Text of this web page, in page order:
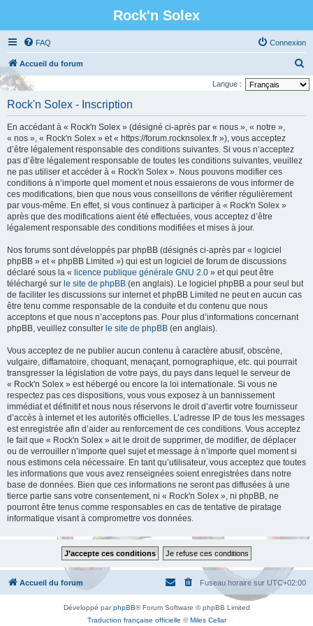
Rock'n Solex
FAQ Connexion
Accueil du forum
e
Langue :
Rock'n Solex - Inscription
En accédant à « Rock'n Solex » (désigné ci-après par « nous », « notre »,
« nos », « Rock'n Solex » et « https://forum.rocknsolex.fr »), vous acceptez
d’être légalement responsable des conditions suivantes. Si vous n’acceptez
pas d’être légalement responsable de toutes les conditions suivantes, veuillez
ne pas utiliser et accéder à « Rock'n Solex ». Nous pouvons modifier ces
conditions à n’importe quel moment et nous essaierons de vous informer de
ces modifications, bien que nous vous conseillons de vérifier régulièrement
par vous-même. En effet, si vous continuez à participer à « Rock'n Solex »
après que des modifications aient été effectuées, vous acceptez d’être
légalement responsable des conditions modifiées et mises à jour.
Nos forums sont développés par phpBB (désignés ci-après par « logiciel
phpBB » et « phpBB Limited ») qui est un logiciel de forum de discussions
déclaré sous la « licence publique générale GNU 2.0 » et qui peut être
téléchargé sur le site de phpBB (en anglais). Le logiciel phpBB a pour seul but
de faciliter les discussions sur internet et phpBB Limited ne peut en aucun cas
être tenu comme responsable de la conduite et du contenu que nous
acceptons et que nous n’acceptons pas. Pour plus d’informations concernant
phpBB, veuillez consulter le site de phpBB (en anglais).
Vous acceptez de ne publier aucun contenu à caractère abusif, obscène,
vulgaire, diffamatoire, choquant, menaçant, pornographique, etc. qui pourrait
transgresser la législation de votre pays, du pays dans lequel le serveur de
« Rock'n Solex » est hébergé ou encore la loi internationale. Si vous ne
respectez pas ces dispositions, vous vous exposez à un bannissement
immédiat et définitif et nous nous réservons le droit d’avertir votre fournisseur
d’accès à internet et les autorités officielles. L’adresse IP de tous les messages
est enregistrée afin d’aider au renforcement de ces conditions. Vous acceptez
le fait que « Rock'n Solex » ait le droit de supprimer, de modifier, de déplacer
ou de verrouiller n’importe quel sujet et message à n’importe quel moment si
nous estimons cela nécessaire. En tant qu’utilisateur, vous acceptez que toutes
les informations que vous avez renseignées soient enregistrées dans notre
base de données. Bien que ces informations ne seront pas diffusées à une
tierce partie sans votre consentement, ni « Rock'n Solex », ni phpBB, ne
pourront être tenus comme responsables en cas de tentative de piratage
informatique visant à compromettre vos données.
Accueil du forum Fuseau horaire sur UTC+02:00
Développé parphpBB® Forum Software © phpBB Limited
Traduction française officielle ©Miles Cellar